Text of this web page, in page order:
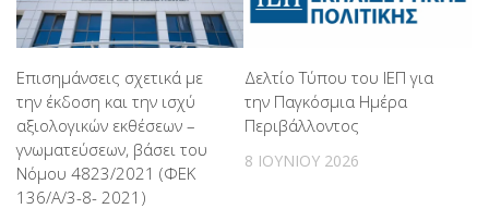
Επισημάνσεις σχετικά με
την έκδοση και την ισχύ
αξιολογικών εκθέσεων –
γνωματεύσεων, βάσει του
Νόμου 4823/2021 (ΦΕΚ
136/Α/3-8- 2021)
Δελτίο Τύπου του ΙΕΠ για
την Παγκόσμια Ημέρα
Περιβάλλοντος
8 ΙΟΥΝΊΟΥ 2026